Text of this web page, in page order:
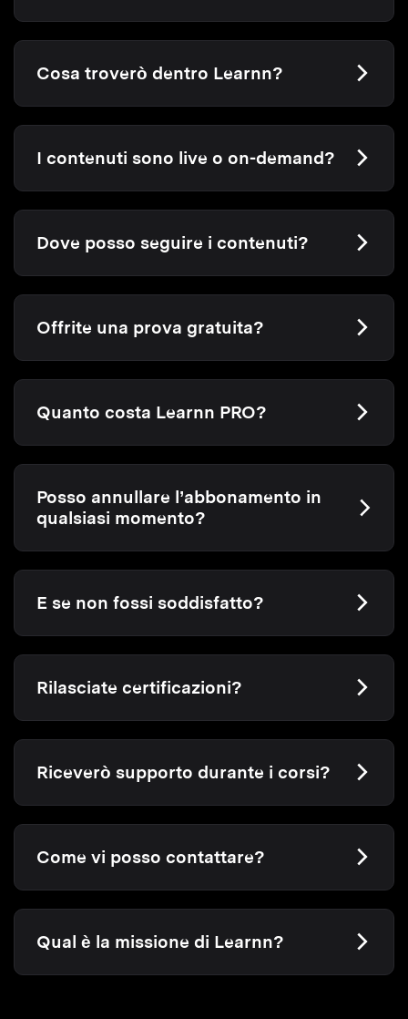
Cosa troverò dentro Learnn?
I contenuti sono live o on-demand?
Dove posso seguire i contenuti?
Offrite una prova gratuita?
Quanto costa Learnn PRO?
Posso annullare l’abbonamento in
qualsiasi momento?
E se non fossi soddisfatto?
Rilasciate certificazioni?
Riceverò supporto durante i corsi?
Come vi posso contattare?
Qual è la missione di Learnn?